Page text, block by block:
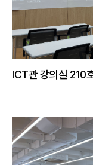
ICT관 강의실 210